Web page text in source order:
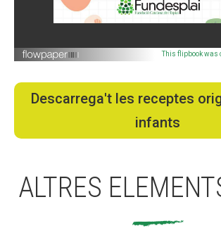
This flipbook was
Descarrega't les receptes
infants
ALTRES